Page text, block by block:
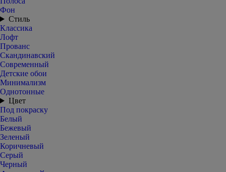
Фон
Стиль
Классика
Лофт
Прованс
Скандинавский
Современный
Детские обои
Минимализм
Однотонные
Цвет
Под покраску
Белый
Бежевый
Зеленый
Коричневый
Серый
Черный